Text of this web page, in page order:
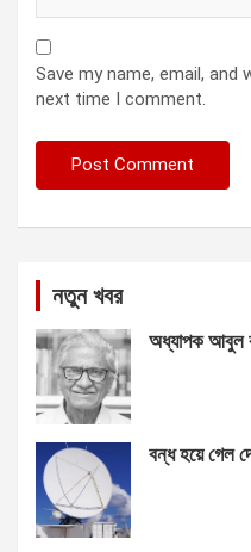
Save my name, email,
next time I comment.
নতুন খবর
অধ্যাপক আবুল
বন্ধ হয়ে গেল